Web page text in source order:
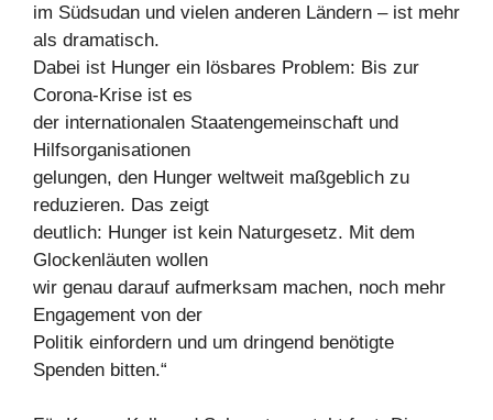
im Südsudan und vielen anderen Ländern – ist mehr
als dramatisch.
Dabei ist Hunger ein lösbares Problem: Bis zur
Corona-Krise ist es
der internationalen Staatengemeinschaft und
Hilfsorganisationen
gelungen, den Hunger weltweit maßgeblich zu
reduzieren. Das zeigt
deutlich: Hunger ist kein Naturgesetz. Mit dem
Glockenläuten wollen
wir genau darauf aufmerksam machen, noch mehr
Engagement von der
Politik einfordern und um dringend benötigte
Spenden bitten.“